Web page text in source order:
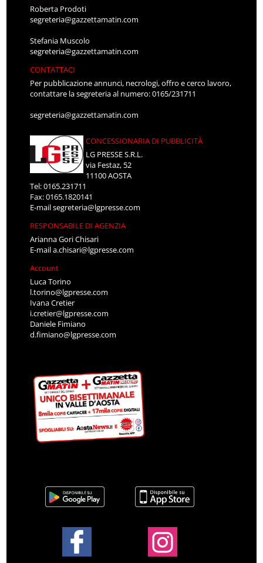
Roberta Prodoti
segreteria@gazzettamatin.com
Stefania Muscolo
segreteria@gazzettamatin.com
CONTATTACI
Per pubblicazione annunci, necrologi, offro e cerco lavoro,
contattare la segreteria al numero: 0165/231711
segreteria@gazzettamatin.com
CONCESSIONARIA DI PUBBLICITÀ
LG PRESSE S.R.L.
via Festaz, 52
11100 AOSTA
Tel: 0165.231711
Fax: 0165.1820141
E-mailsegreteria@lgpresse.com
RESPONSABILE DI AGENZIA
Arianna Gori Chisari
E-maila.chisari@lgpresse.com
Account
Luca Torino
l.torino@lgpresse.com
Ivana Cretier
i.cretier@lgpresse.com
Daniele Fimiano
d.fimiano@lgpresse.com